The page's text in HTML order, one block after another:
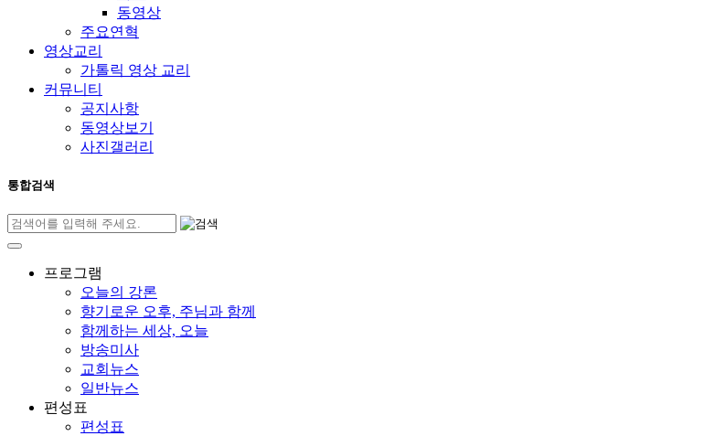
동영상
주요연혁
영상교리
가톨릭 영상 교리
커뮤니티
공지사항
동영상보기
사진갤러리
통합검색
프로그램
오늘의 강론
향기로운 오후, 주님과 함께
함께하는 세상, 오늘
방송미사
교회뉴스
일반뉴스
편성표
편성표